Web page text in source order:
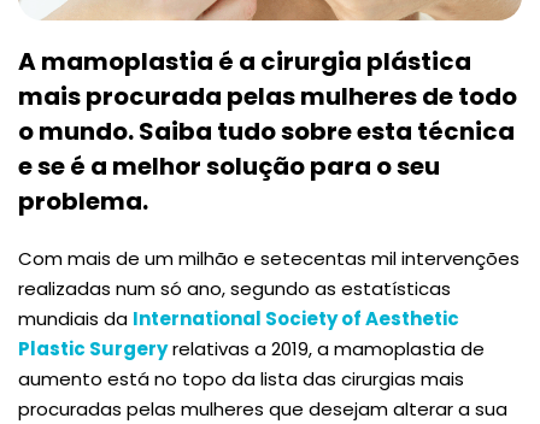
A mamoplastia é a cirurgia plástica
mais procurada pelas mulheres de todo
o mundo. Saiba tudo sobre esta técnica
e se é a melhor solução para o seu
problema.
Com mais de um milhão e setecentas mil intervenções
realizadas num só ano, segundo as estatísticas
mundiais da International Society of Aesthetic
Plastic Surgeryrelativas a 2019, a mamoplastia de
aumento está no topo da lista das cirurgias mais
procuradas pelas mulheres que desejam alterar a sua